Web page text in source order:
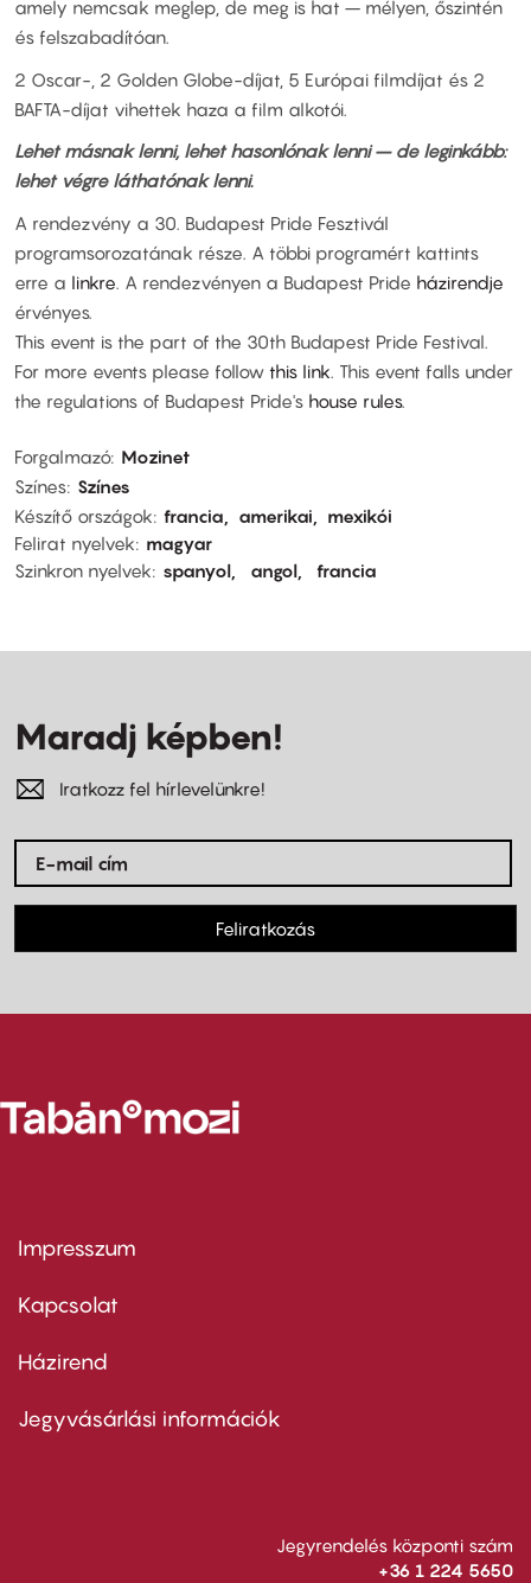
amely nemcsak meglep, de meg is hat – mélyen, őszintén
és felszabadítóan.
2 Oscar-, 2 Golden Globe-díjat, 5 Európai filmdíjat és 2
BAFTA-díjat vihettek haza a film alkotói.
Lehet másnak lenni, lehet hasonlónak lenni – de leginkább:
lehet végre láthatónak lenni.
A rendezvény a 30. Budapest Pride Fesztivál
programsorozatának része. A többi programért kattints
erre a linkre . A rendezvényen a Budapest Pride házirendje
érvényes.
This event is the part of the 30th Budapest Pride Festival.
For more events please follow this link . This event falls under
the regulations of Budapest Pride's house rules.
Forgalmazó Mozinet
Színes Színes
Készítő országok francia amerikai
mexikói
Felirat nyelvek
magyar
Szinkron nyelvek
spanyol angol francia
Maradj képben!
Iratkozz fel hírlevelünkre!
Feliratkozás
Footer
first
Impresszum
Kapcsolat
Footer
second
Házirend
Jegyvásárlási információk
Jegyrendelés központi szám
+36 1 224 5650